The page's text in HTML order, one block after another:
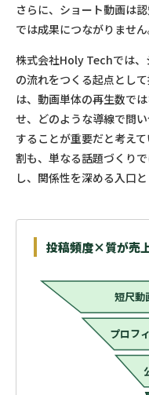
さらに、ショート動画は
では成果につながりません
株式会社Holy Techでは
の流れをつくる起点とし
は、動画単体の再生数で
せ、どのような導線で問
することが重要だと考え
割も、単なる話題づくり
し、関係性を深める入口
投稿頻度×質が売
短尺動
プロフ